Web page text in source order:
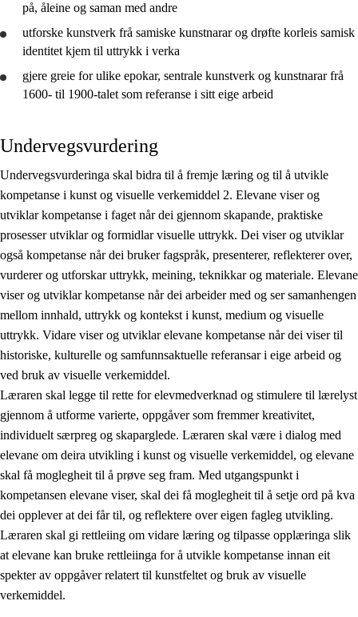
på, åleine og saman med andre
utforske kunstverk frå samiske kunstnarar og drøfte korleis samisk
identitet kjem til uttrykk i verka
gjere greie forulike epokar, sentrale kunstverk og kunstnarar frå
1600- til 1900-talet som referanse i sitt eige arbeid
Undervegsvurdering
Undervegsvurderinga skal bidra til å fremje læring og til å utvikle
kompetanse i kunst og visuelle verkemiddel 2. Elevane viser og
utviklar kompetanse i faget når dei gjennom skapande, praktiske
prosesser utviklar og formidlar visuelle uttrykk. Dei viser og utviklar
også kompetanse når dei bruker fagspråk, presenterer, reflekterer over,
vurderer og utforskar uttrykk, meining, teknikkar og materiale. Elevane
viser og utviklar kompetanse når dei arbeider med og ser samanhengen
mellom innhald, uttrykk og kontekst i kunst, medium og visuelle
uttrykk. Vidare viser og utviklar elevane kompetanse når dei viser til
historiske, kulturelle og samfunnsaktuelle referansar i eige arbeid og
ved bruk av visuelle verkemiddel.
Læraren skal legge til rette for elevmedverknad og stimulere til lærelyst
gjennom å utforme varierte, oppgåver som fremmer kreativitet,
individuelt særpreg og skaparglede. Læraren skal være i dialog med
elevane om deira utvikling i kunst og visuelle verkemiddel, og elevane
skal få moglegheit til å prøve seg fram. Med utgangspunkt i
kompetansen elevane viser, skal dei få moglegheit til å setje ord på kva
dei opplever at dei får til, og reflektere over eigen fagleg utvikling.
Læraren skal gi rettleiing om vidare læring og tilpasse opplæringa slik
at elevane kan bruke rettleiinga for å utvikle kompetanse innan eit
spekter av oppgåver relatert til kunstfeltet og bruk av visuelle
verkemiddel.